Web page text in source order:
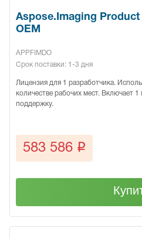
Aspose.Imaging Product
OEM
APPFIMDO
Срок поставки: 1-3 дня
Лицензия для 1 разработчика.
количестве рабочих мест. Включает
поддержку.
583 586 q